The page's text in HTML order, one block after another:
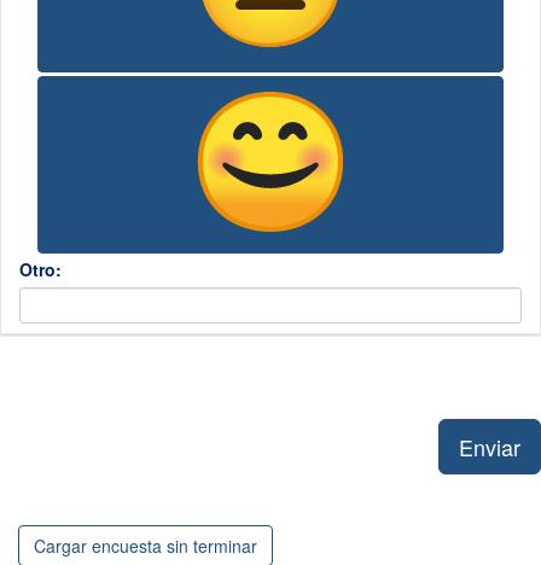
Otro:
Enviar
Cargar encuesta sin terminar